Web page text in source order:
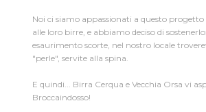
Noi ci siamo appassionati a questo
alle loro birre, e abbiamo deciso di
esaurimento scorte, nel nostro locale
"perle", servite alla spina.
E quindi... Birra Cerqua e Vecchia Orsa vi
Broccaindosso!